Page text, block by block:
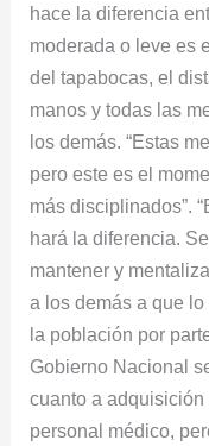
hace la diferencia
moderada o leve es
del tapabocas, el
manos y todas las
los demás. “Estas
pero este es el
más disciplinados”.
hará la diferencia.
mantener y
a los demás a que
la población por
Gobierno Nacional
cuanto a
personal médico,